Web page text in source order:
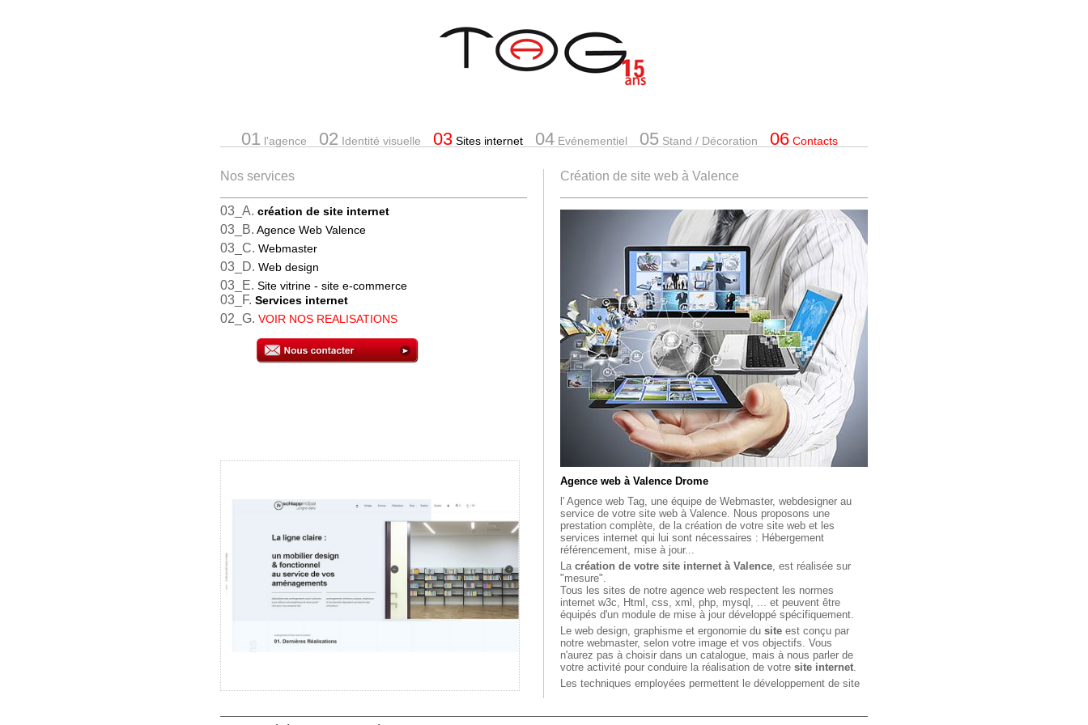
01 l'agence 02 Identité visuelle 03Sites internet 04Evénementiel 05Stand / Décoration 06Contacts
Nos services
03_A. création de site internet
03_B. Agence Web Valence
03_C. Webmaster
03_D. Web design
03_E. Site vitrine - site e-commerce
03_F. Services internet
02_G. VOIR NOS REALISATIONS
Création de site web à Valence
Agence web à Valence Drome
l' Agence web Tag, une équipe de Webmaster, webdesigner au
service de votre site web à Valence. Nous proposons une
prestation complète, de la création de votre site web et les
services internet qui lui sont nécessaires : Hébergement
référencement, mise à jour...
La création de votre site internet à Valence , est réalisée sur
"mesure".
Tous les sites de notre agence web respectent les normes
internet w3c, Html, css, xml, php, mysql, ... et peuvent être
équipés d'un module de mise à jour développé spécifiquement.
Le web design, graphisme et ergonomie du site est conçu par
notre webmaster, selon votre image et vos objectifs. Vous
n'aurez pas à choisir dans un catalogue, mais à nous parler de
votre activité pour conduire la réalisation de votre site internet
Les techniques employées permettent le développement de site
extranet.